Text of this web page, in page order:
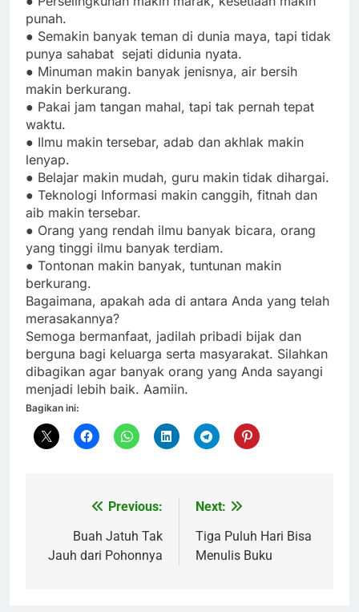
punah.
● Semakin banyak teman di dunia maya, tapi tidak
punya sahabat sejati didunia nyata.
● Minuman makin banyak jenisnya, air bersih
makin berkurang.
● Pakai jam tangan mahal, tapi tak pernah tepat
waktu.
● Ilmu makin tersebar, adab dan akhlak makin
lenyap.
● Belajar makin mudah, guru makin tidak dihargai.
● Teknologi Informasi makin canggih, fitnah dan
aib makin tersebar.
● Orang yang rendah ilmu banyak bicara, orang
yang tinggi ilmu banyak terdiam.
● Tontonan makin banyak, tuntunan makin
berkurang.
Bagaimana, apakah ada di antara Anda yang telah
merasakannya?
Semoga bermanfaat, jadilah pribadi bijak dan
berguna bagi keluarga serta masyarakat. Silahkan
dibagikan agar banyak orang yang Anda sayangi
menjadi lebih baik. Aamiin.
Bagikan ini:
NavigasiPrevious:
Buah Jatuh Tak
Jauh dari Pohonnya
Next:
Tiga Puluh Hari Bisa
Menulis Buku